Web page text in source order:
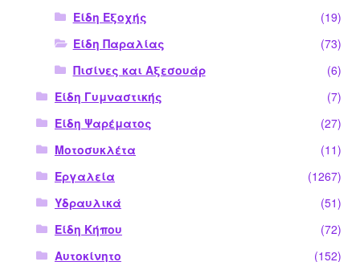
Είδη Εξοχής
(19)
Είδη Παραλίας
(73)
Πισίνες και Αξεσουάρ
(6)
Είδη Γυμναστικής
(7)
Είδη Ψαρέματος
(27)
Μοτοσυκλέτα
(11)
Εργαλεία
(1267)
Υδραυλικά
(51)
Είδη Κήπου
(72)
Αυτοκίνητο
(152)